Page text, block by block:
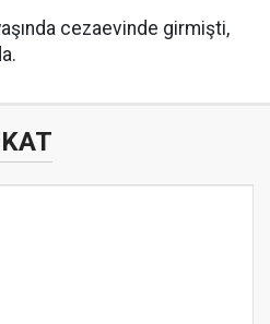
cezaevinde girmişti,